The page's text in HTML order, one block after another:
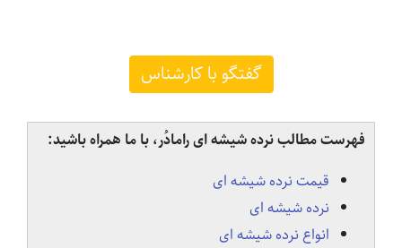
گفتگو با کارشناس
فهرست مطالب نرده شیشه ای رامادُر، با ما همراه باشید:
قیمت نرده شیشه ای
نرده شیشه ای
انواع نرده شیشه ای